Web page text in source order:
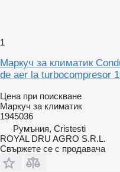
1
Маркуч за климатик
de aer la turbocompresor
Цена при поискване
Маркуч за климатик
1945036
Румъния, Cristesti
ROYAL DRU AGRO S.R.L.
Свържете се с продавача